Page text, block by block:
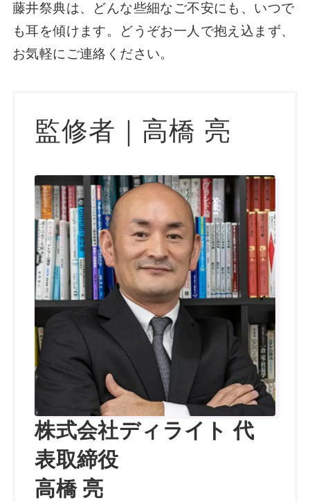
藤井祭典は、どんな些細なご不安にも、いつで
も耳を傾けます。どうぞお一人で抱え込まず、
お気軽にご連絡ください。
監修者｜高橋 亮
株式会社ディライト 代
表取締役
高橋 亮